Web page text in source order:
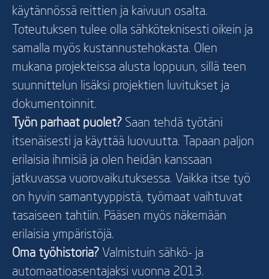
käytännössä reittien ja kaivuun osalta.
Toteutuksen tulee olla sähköteknisesti oikein ja
samalla myös kustannustehokasta. Olen
mukana projekteissa alusta loppuun, sillä teen
suunnittelun lisäksi projektien luvitukset ja
dokumentoinnit.
Työn parhaat puolet? Saan tehdä työtäni
itsenäisesti ja käyttää luovuutta. Tapaan paljon
erilaisia ihmisiä ja olen heidän kanssaan
jatkuvassa vuorovaikutuksessa. Vaikka itse työ
on hyvin samantyyppistä, työmaat vaihtuvat
tasaiseen tahtiin. Pääsen myös näkemään
erilaisia ympäristöjä.
Oma työhistoria? Valmistuin sähkö- ja
automaatioasentajaksi vuonna 2013.